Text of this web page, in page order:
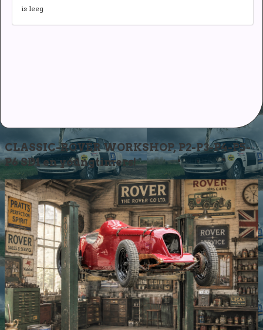
is leeg
CLASSIC-ROVER WORKSHOP, P2-P3-P4-P5-
P6 SD1 en youngtimers!